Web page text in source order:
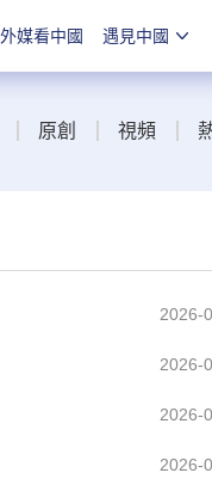
外媒看中國 遇見中國
原創 視頻
2026-
2026-
2026-
2026-